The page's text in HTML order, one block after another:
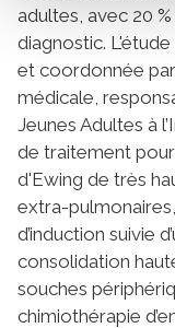
adultes, avec 20
diagnostic.
et coordonnée
médicale,
Jeunes Adultes à
de traitement
d'Ewing de très
extra-
d’induction suivie
consolidation
souches
chimiothérapie